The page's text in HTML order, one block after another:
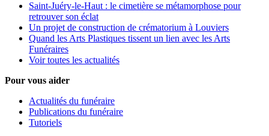
Saint-Juéry-le-Haut : le cimetière se métamorphose pour
retrouver son éclat
Un projet de construction de crématorium à Louviers
Quand les Arts Plastiques tissent un lien avec les Arts
Funéraires
Voir toutes les actualités
Pour vous aider
Actualités du funéraire
Publications du funéraire
Tutoriels